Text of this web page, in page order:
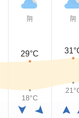
阴 阴
29°C
18°C